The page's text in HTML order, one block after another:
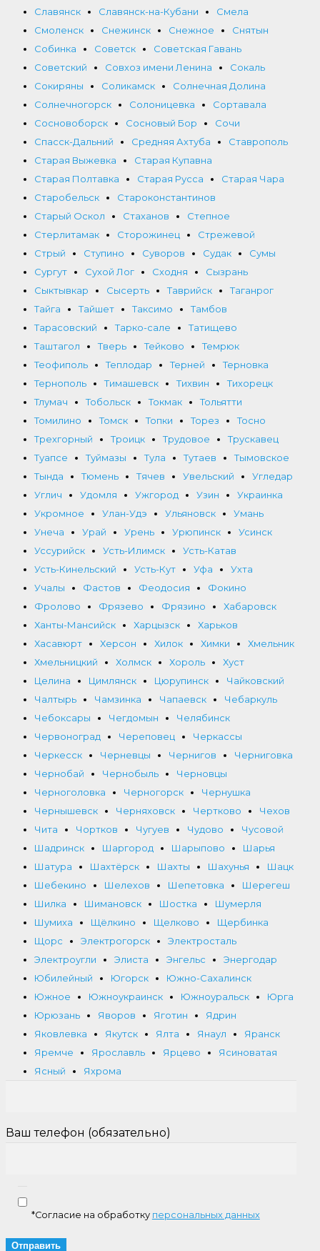
Славянск
Славянск-на-Кубани
Смела
Смоленск
Снежинск Снежное
Снятын
Собинка
Советск
Советская Гавань
Советский
Совхоз имени Ленина
Сокаль
Сокиряны
Соликамск
Солнечная Долина
Солнечногорск
Солоницевка
Сортавала
Сосновоборск
Сосновый Бор
Сочи
Спасск-Дальний
Средняя Ахтуба
Ставрополь
Старая Выжевка
Старая Купавна
Старая Полтавка
Старая Русса
Старая Чара
Старобельск
Староконстантинов
Старый Оскол
Стаханов
Степное
Стерлитамак
Сторожинец
Стрежевой
Стрый
Ступино Суворов Судак
Сумы
Сургут
Сухой Лог Сходня
Сызрань
Сыктывкар
Сысерть Таврийск
Таганрог
Тайга
Тайшет Таксимо
Тамбов
Тарасовский
Тарко-сале
Татищево
Таштагол
Тверь Тейково
Темрюк
Теофиполь
Теплодар Терней
Терновка
Тернополь
Тимашевск Тихвин
Тихорецк
Тлумач
Тобольск Токмак
Тольятти
Томилино
Томск Топки Торез
Тосно
Трехгорный
Троицк Трудовое
Трускавец
Туапсе
Туймазы Тула Тутаев
Тымовское
Тында
Тюмень Тячев Увельский
Угледар
Углич
Удомля Ужгород Узин
Украинка
Укромное
Улан-Удэ Ульяновск
Умань
Унеча
Урай Урень Урюпинск
Усинск
Уссурийск
Усть-Илимск
Усть-Катав
Усть-Кинельский
Усть-Кут Уфа
Ухта
Учалы
Фастов Феодосия
Фокино
Фролово
Фрязево Фрязино
Хабаровск
Ханты-Мансийск
Харцызск
Харьков
Хасавюрт
Херсон Хилок Химки
Хмельник
Хмельницкий
Холмск Хороль
Хуст
Целина
Цимлянск Цюрупинск
Чайковский
Чалтырь
Чамзинка Чапаевск
Чебаркуль
Чебоксары
Чегдомын
Челябинск
Червоноград
Череповец
Черкассы
Черкесск
Черневцы Чернигов
Черниговка
Чернобай
Чернобыль
Черновцы
Черноголовка
Черногорск
Чернушка
Чернышевск
Черняховск Чертково
Чехов
Чита
Чортков Чугуев Чудово
Чусовой
Шадринск
Шаргород Шарыпово
Шарья
Шатура
Шахтёрск Шахты Шахунья
Шацк
Шебекино
Шелехов Шепетовка
Шерегеш
Шилка
Шимановск Шостка
Шумерля
Шумиха
Щёлкино Щелково
Щербинка
Щорс
Электрогорск
Электросталь
Электроугли
Элиста Энгельс
Энергодар
Юбилейный
Югорск
Южно-Сахалинск
Южное
Южноукраинск Южноуральск
Юрга
Юрюзань
Яворов Яготин
Ядрин
Яковлевка
Якутск Ялта Янаул
Яранск
Яремче
Ярославль Ярцево
Ясиноватая
Ясный
Яхрома
Ваш телефон (обязательно)
*Согласие на обработку персональных данных